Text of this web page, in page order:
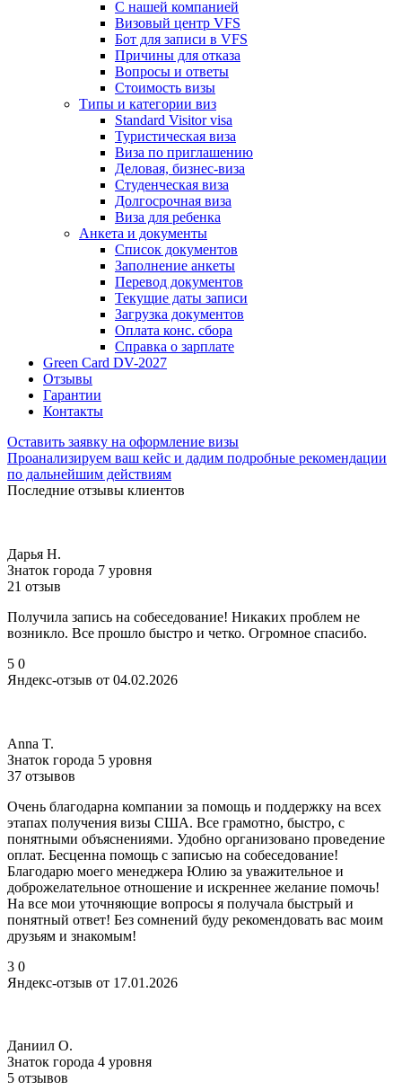
С нашей компанией
Визовый центр VFS
Бот для записи в VFS
Причины для отказа
Вопросы и ответы
Стоимость визы
Типы и категории виз
Standard Visitor visa
Туристическая виза
Виза по приглашению
Деловая, бизнес-виза
Студенческая виза
Долгосрочная виза
Виза для ребенка
Анкета и документы
Список документов
Заполнение анкеты
Перевод документов
Текущие даты записи
Загрузка документов
Оплата конс. сбора
Справка о зарплате
Green Card DV-2027
Отзывы
Гарантии
Контакты
Оставить заявку на оформление визы
Проанализируем ваш кейс и дадим подробные рекомендации
по дальнейшим действиям
Последние отзывы клиентов
Дарья Н.
Знаток города 7 уровня
21 отзыв
Получила запись на собеседование! Никаких проблем не
возникло. Все прошло быстро и четко. Огромное спасибо.
5 0
Яндекс-отзыв от 04.02.2026
Anna T.
Знаток города 5 уровня
37 отзывов
Очень благодарна компании за помощь и поддержку на всех
этапах получения визы США. Все грамотно, быстро, с
понятными объяснениями. Удобно организовано проведение
оплат. Бесценна помощь с записью на собеседование!
Благодарю моего менеджера Юлию за уважительное и
доброжелательное отношение и искреннее желание помочь!
На все мои уточняющие вопросы я получала быстрый и
понятный ответ! Без сомнений буду рекомендовать вас моим
друзьям и знакомым!
3 0
Яндекс-отзыв от 17.01.2026
Даниил О.
Знаток города 4 уровня
5 отзывов